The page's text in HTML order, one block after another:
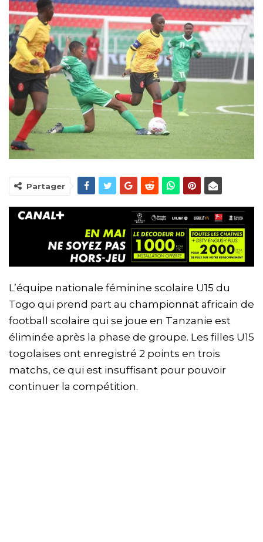
Partager
L’équipe nationale féminine scolaire U15 du
Togo qui prend part au championnat africain de
football scolaire qui se joue en Tanzanie est
éliminée après la phase de groupe. Les filles U15
togolaises ont enregistré 2 points en trois
matchs, ce qui est insuffisant pour pouvoir
continuer la compétition.